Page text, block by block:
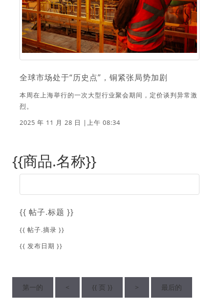
全球市场处于“历史点”，铜紧张局势加剧
本周在上海举行的一次大型行业聚会期间，定价谈判异常激
烈。
2025 年 11 月 28 日 |上午 08:34
{{商品.名称}}
{{ 帖子.标题 }}
{{ 帖子.摘录 }}
{{ 发布日期 }}
第一的 < {{ 页 }} > 最后的